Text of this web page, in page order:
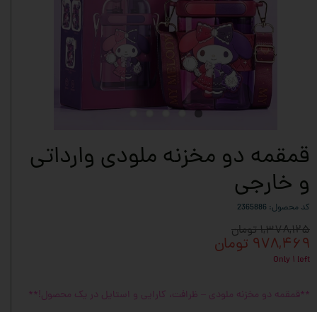
قمقمه دو مخزنه ملودی وارداتی
و خارجی
کد محصول: 2365886
۱,۳۷۸,۱۲۵ تومان
۹۷۸,۴۶۹ تومان
Only ۱ left
**قمقمه دو مخزنه ملودی – ظرافت، کارایی و استایل در یک محصول!**